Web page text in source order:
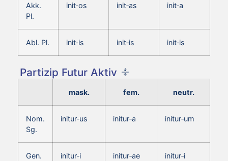
Akk.
Pl.
init‑os init‑as init‑a
Abl. Pl. init‑is init‑is init‑is
Partizip Futur Aktiv
mask. fem. neutr.
Nom.
Sg.
initur‑us initur‑a initur‑um
Gen.
initur‑i initur‑ae initur‑i